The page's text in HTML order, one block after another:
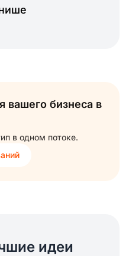
вашего бизнеса в
в одном потоке.
идеи